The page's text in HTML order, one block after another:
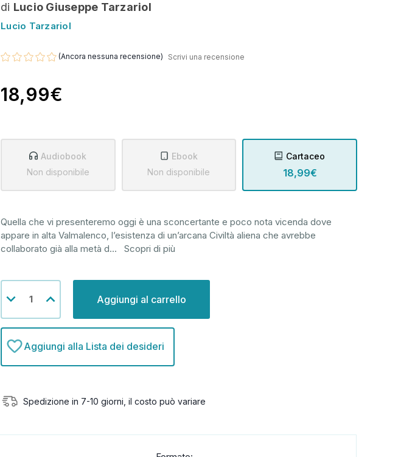
di Lucio Giuseppe Tarzariol
Lucio Tarzariol
(Ancora nessuna recensione) Scrivi una recensione
18,99€
Audiobook
Non disponibile
Ebook
Non disponibile
Cartaceo
18,99€
Quella che vi presenteremo oggi è una sconcertante e poco nota vicenda dove
appare in alta Valmalenco, l’esistenza di un’arcana Civiltà aliena che avrebbe
collaborato già alla metà d... Scopri di più
attuale:
Diminuisci
la
di
undefined
Aumenta
la
di
undefined
Aggiungi alla Lista dei desideri
Spedizione in 7-10 giorni, il costo può variare